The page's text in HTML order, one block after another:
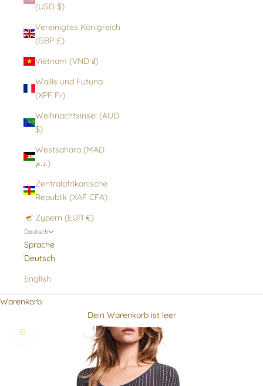
(USD $)
Vereinigtes Königreich
(GBP £)
Vietnam (VND ₫)
Wallis und Futuna
(XPF Fr)
Weihnachtsinsel (AUD
$)
Westsahara (MAD
د.م.)
Zentralafrikanische
Republik (XAF CFA)
Zypern (EUR €)
Deutsch
Sprache
Deutsch
English
Warenkorb
Dein Warenkorb ist leer
Bild vergrößern